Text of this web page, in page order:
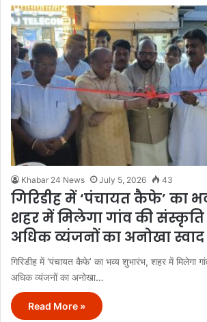
Khabar 24 News July 5, 2026 43
गिरिडीह में ‘पंचायत कैफे’ का
शहर में मिलेगा गांव की
अधिक व्यंजनों का अनोखा स्वाद
गिरिडीह में ‘पंचायत कैफे’ का भव्य शुभारंभ, शहर में
अधिक व्यंजनों का अनोखा…
Read More »